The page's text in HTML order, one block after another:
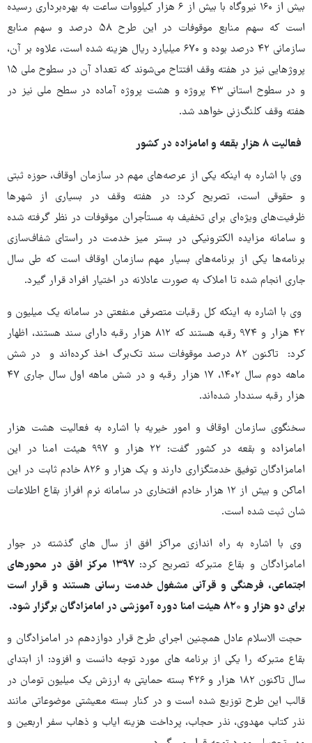
بیش از ۱۶۰ نیروگاه با بیش از ۶ هزار کیلووات ساعت به بهره‌برداری رسیده
است که سهم منابع موقوفات در این طرح ۵۸ درصد و سهم منابع
سازمانی ۴۲ درصد بوده و ۶۷۰ میلیارد ریال هزینه شده است، علاوه بر آن،
پروژهایی نیز در هفته وقف افتتاح می‌شوند که تعداد آن در سطوح ملی ۱۵
و در سطوح استانی ۴۳ پروژه و هشت پروژه آماده در سطح ملی نیز در
هفته وقف کلنگ‌زنی خواهد شد.
فعالیت ۸ هزار بقعه و امامزاده در کشور
وی با اشاره به اینکه یکی از عرصه‌های مهم در سازمان اوقاف، حوزه ثبتی
و حقوقی است، تصریح کرد: در هفته وقف در بسیاری از شهرها
ظرفیت‌های ویژه‌ای برای تخفیف به مستأجران موقوفات در نظر گرفته شده
و سامانه مزایده الکترونیکی در بستر میز خدمت در راستای شفاف‌سازی
برنامه‌ها یکی از برنامه‌های بسیار مهم سازمان اوقاف است که طی سال
جاری انجام شده تا املاک به صورت عادلانه در اختیار افراد قرار گیرد.
وی با اشاره به اینکه کل رقبات متصرفی منفعتی در سامانه یک میلیون و
۴۲ هزار و ۹۷۴ رقبه هستند که ۸۱۲ هزار رقبه دارای سند هستند، اظهار
کرد: تاکنون ۸۲ درصد موقوفات سند تک‌برگ اخذ کرده‌اند و در شش
ماهه دوم سال ۱۴۰۲، ۱۷ هزار رقبه و در شش ماهه اول سال جاری ۴۷
هزار رقبه سنددار شده‌اند.
سخنگوی سازمان اوقاف و امور خیریه با اشاره به فعالیت هشت هزار
امامزاده و بقعه در کشور گفت: ۲۲ هزار و ۹۹۷ هیئت امنا در این
امامزادگان توفیق خدمتگزاری دارند و یک هزار و ۸۲۶ خادم ثابت در این
اماکن و بیش از ۱۲ هزار خادم افتخاری در سامانه نرم افراز بقاع اطلاعات
شان ثبت شده است.
وی با اشاره به راه اندازی مراکز افق از سال های گذشته در جوار
امامزادگان و بقاع متبرکه تصریح کرد:
۱۳۹۷ مرکز افق در محورهای
اجتماعی، فرهنگی و قرآنی مشغول خدمت رسانی هستند و قرار است
برای دو هزار و ۸۲۰ هیئت امنا دوره آموزشی در امامزادگان برگزار شود.
حجت الاسلام عادل همچنین اجرای طرح قرار دوازدهم در امامزادگان و
بقاع متبرکه را یکی از برنامه های مورد توجه دانست و افزود: از ابتدای
سال تاکنون ۱۸۲ هزار و ۴۲۶ بسته حمایتی به ارزش یک میلیون تومان در
قالب این طرح توزیع شده است و در کنار بسته معیشتی موضوعاتی مانند
نذر کتاب مهدوی، نذر حجاب، پرداخت هزینه ایاب و ذهاب سفر اربعین و